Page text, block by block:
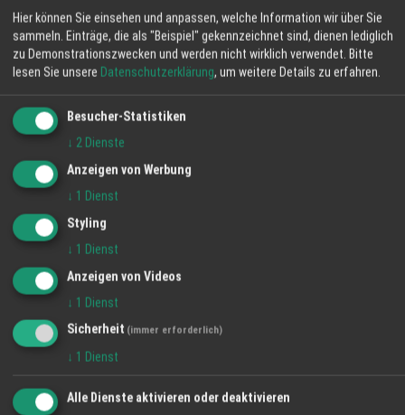
Hier können Sie einsehen und anpassen, welche Information wir über Sie
sammeln. Einträge, die als "Beispiel" gekennzeichnet sind, dienen lediglich
zu Demonstrationszwecken und werden nicht wirklich verwendet. Bitte
lesen Sie unsere Datenschutzerklärung, um weitere Details zu erfahren.
Besucher-Statistiken
↓ 2 Dienste
Anzeigen von Werbung
↓ 1 Dienst
Styling
↓ 1 Dienst
Anzeigen von Videos
↓ 1 Dienst
Sicherheit (immer erforderlich)
↓ 1 Dienst
Alle Dienste aktivieren oder deaktivieren